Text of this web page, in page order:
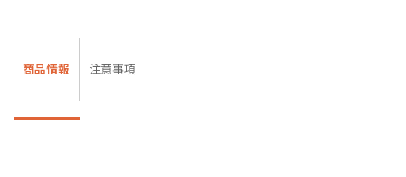
商品情報 注意事項